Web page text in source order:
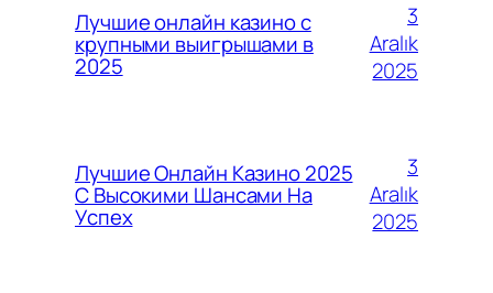
Лучшие онлайн казино с
крупными выигрышами в
2025
3
Aralık
2025
Лучшие Онлайн Казино 2025
С Высокими Шансами На
Успех
3
Aralık
2025